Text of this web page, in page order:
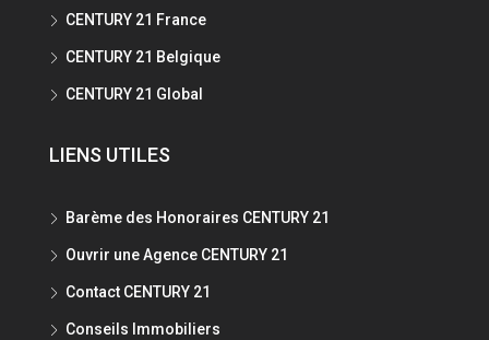
CENTURY 21 France
CENTURY 21 Belgique
CENTURY 21 Global
LIENS UTILES
Barème des Honoraires CENTURY 21
Ouvrir une Agence CENTURY 21
Contact CENTURY 21
Conseils Immobiliers